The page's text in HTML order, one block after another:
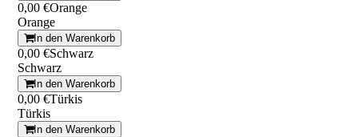
0,00 €Orange
Orange
In den Warenkorb
0,00 €Schwarz
Schwarz
In den Warenkorb
0,00 €Türkis
Türkis
In den Warenkorb